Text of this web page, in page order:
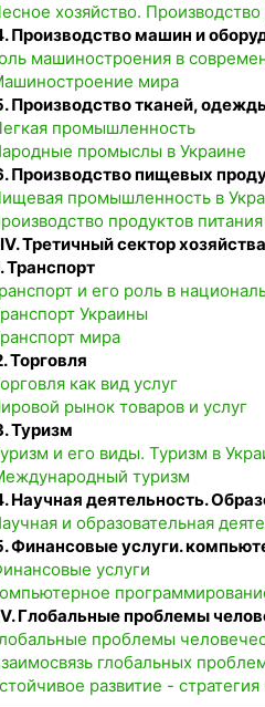
хозяйство.
Производство машин и
машиностроения в
мира
Производство тканей,
промышленность
промыслы в Украине
Производство пищевых
промышленность в
продуктов
Третичный сектор хозяйства
Транспорт
и его роль в
Украины
мира
Торговля
как вид услуг
рынок товаров и услуг
Туризм
и его виды. Туризм в
туризм
Научная деятельность.
и образовательная
Финансовые услуги.
услуги
Глобальные проблемы
проблемы
глобальных
развитие -